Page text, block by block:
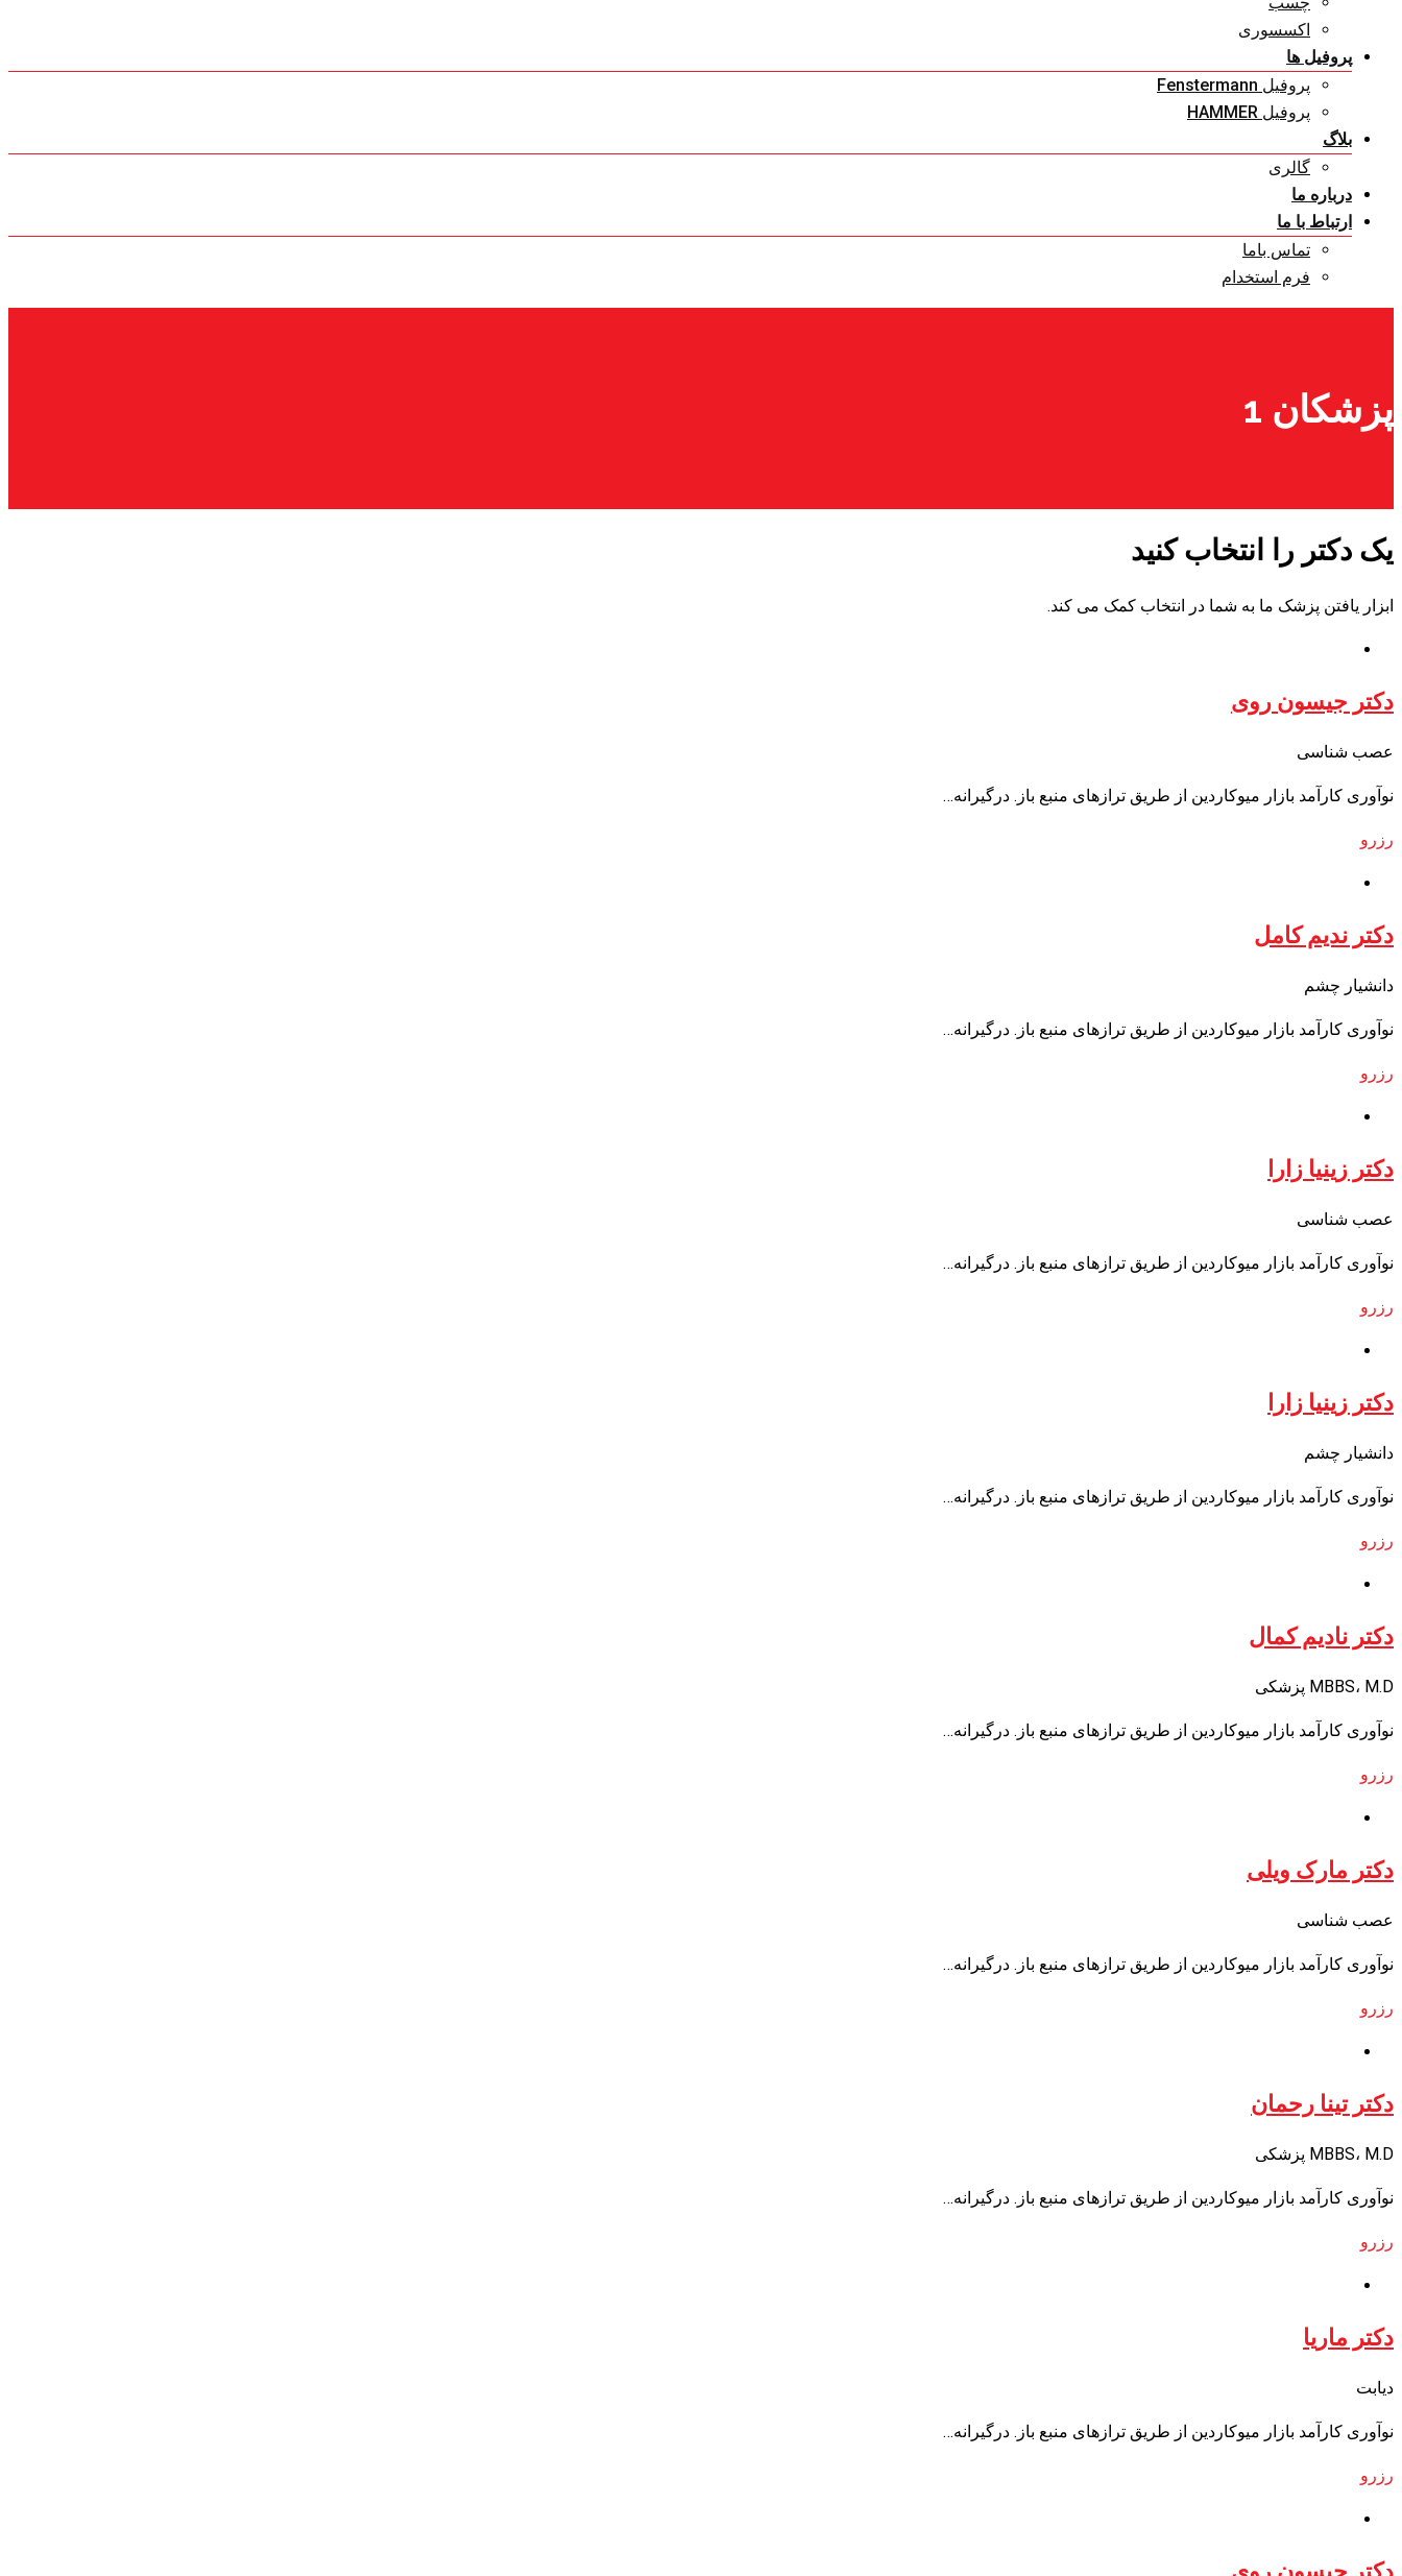
اکسسوری
پروفیل ها
پروفیل Fenstermann
پروفیل HAMMER
بلاگ
گالری
درباره ما
ارتباط با ما
تماس باما
فرم استخدام
پزشکان 1
یک دکتر را انتخاب کنید
ابزار یافتن پزشک ما به شما در انتخاب کمک می کند.
دکتر جیسون روی
عصب شناسی
نوآوری کارآمد بازار میوکاردین از طریق ترازهای منبع باز. درگیرانه…
رزرو
دکتر ندیم کامل
دانشیار چشم
نوآوری کارآمد بازار میوکاردین از طریق ترازهای منبع باز. درگیرانه…
رزرو
دکتر زینیا زارا
عصب شناسی
نوآوری کارآمد بازار میوکاردین از طریق ترازهای منبع باز. درگیرانه…
رزرو
دکتر زینیا زارا
دانشیار چشم
نوآوری کارآمد بازار میوکاردین از طریق ترازهای منبع باز. درگیرانه…
رزرو
دکتر نادیم کمال
MBBS، M.D پزشکی
نوآوری کارآمد بازار میوکاردین از طریق ترازهای منبع باز. درگیرانه…
رزرو
دکتر مارک ویلی
عصب شناسی
نوآوری کارآمد بازار میوکاردین از طریق ترازهای منبع باز. درگیرانه…
رزرو
دکتر تینا رحمان
MBBS، M.D پزشکی
نوآوری کارآمد بازار میوکاردین از طریق ترازهای منبع باز. درگیرانه…
رزرو
دکتر ماریا
دیابت
نوآوری کارآمد بازار میوکاردین از طریق ترازهای منبع باز. درگیرانه…
رزرو